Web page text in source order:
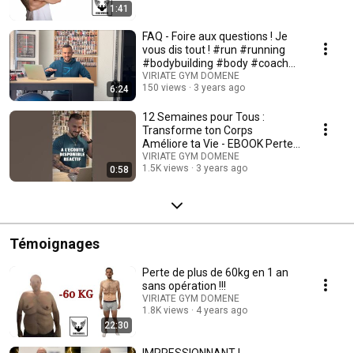
1:41
6:24
FAQ - Foire aux questions ! Je
vous dis tout ! #run #running
#bodybuilding #body #coach
#grenoble
VIRIATE GYM DOMENE
150 views
3 years ago
0:58
12 Semaines pour Tous :
Transforme ton Corps
Améliore ta Vie - EBOOK Perte
de poids
VIRIATE GYM DOMENE
1.5K views
3 years ago
Témoignages
22:30
Perte de plus de 60kg en 1 an
sans opération !!!
VIRIATE GYM DOMENE
1.8K views
4 years ago